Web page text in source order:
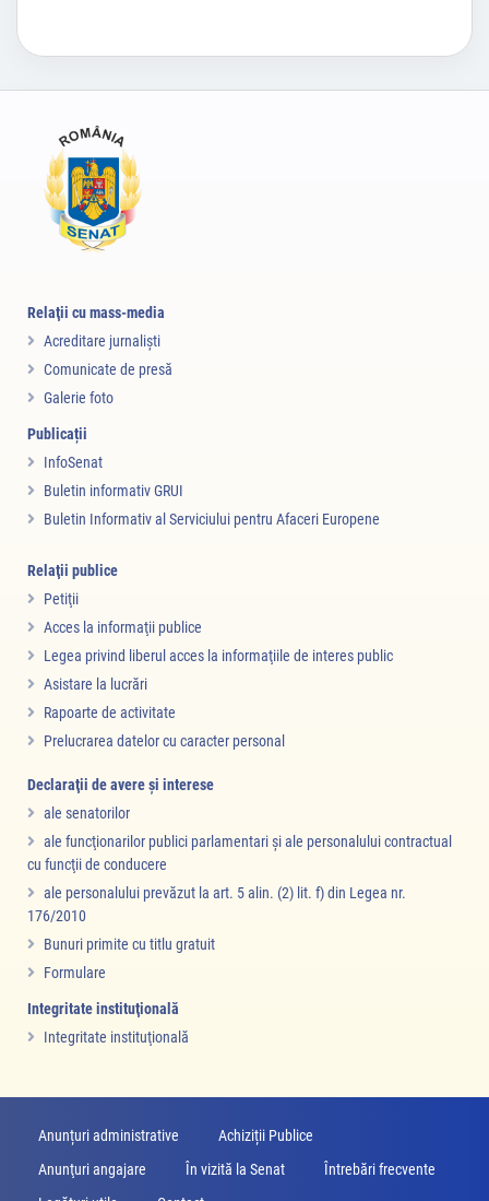
Relaţii cu mass-media
Acreditare jurnalişti
Comunicate de presă
Galerie foto
Publicații
InfoSenat
Buletin informativ GRUI
Buletin Informativ al Serviciului pentru Afaceri Europene
Relaţii publice
Petiţii
Acces la informaţii publice
Legea privind liberul acces la informaţiile de interes public
Asistare la lucrări
Rapoarte de activitate
Prelucrarea datelor cu caracter personal
Declaraţii de avere şi interese
ale senatorilor
ale funcţionarilor publici parlamentari şi ale personalului contractual
cu funcţii de conducere
ale personalului prevăzut la art. 5 alin. (2) lit. f) din Legea nr.
176/2010
Bunuri primite cu titlu gratuit
Formulare
Integritate instituţională
Integritate instituţională
Anunțuri administrative
Achiziții Publice
Anunţuri angajare
În vizită la Senat
Întrebări frecvente